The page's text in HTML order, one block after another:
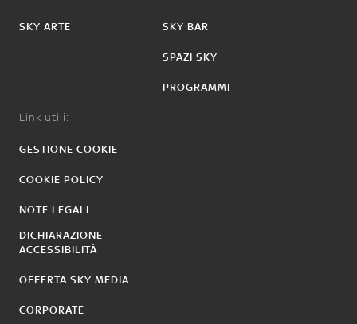
SKY ARTE SKY BAR
SPAZI SKY
PROGRAMMI
Link utili:
GESTIONE COOKIE
COOKIE POLICY
NOTE LEGALI
DICHIARAZIONE
ACCESSIBILITÀ
OFFERTA SKY MEDIA
CORPORATE